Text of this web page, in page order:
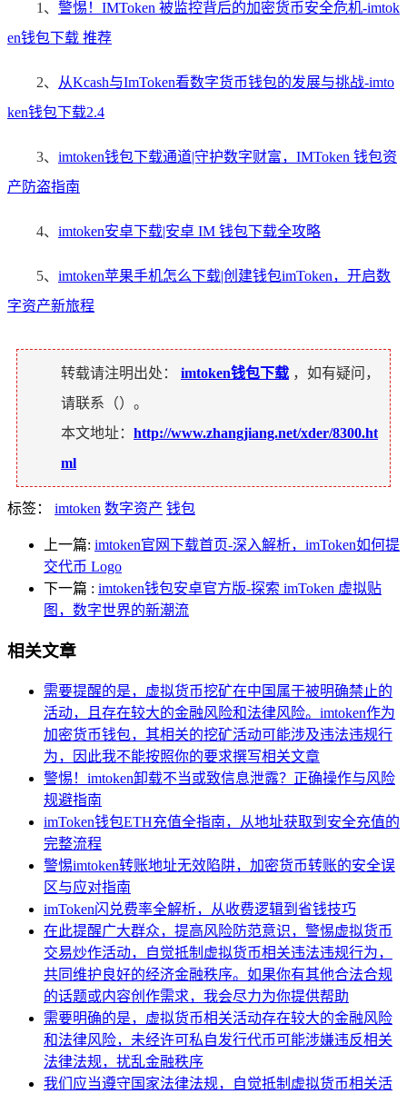
1、 警惕！IMToken 被监控背后的加密货币安全危机-imtok
en钱包下载 推荐
2、
从Kcash与ImToken看数字货币钱包的发展与挑战-imto
ken钱包下载2.4
3、 imtoken钱包下载通道|守护数字财富，IMToken 钱包资
产防盗指南
4、 imtoken安卓下载|安卓 IM 钱包下载全攻略
5、 imtoken苹果手机怎么下载|创建钱包imToken，开启数
字资产新旅程
转载请注明出处： imtoken钱包下载 ，如有疑问，
请联系（）。
本文地址： http://www.zhangjiang.net/xder/8300.ht
ml
标签： imtoken 数字资产 钱包
上一篇: imtoken官网下载首页-深入解析，imToken如何提
交代币 Logo
下一篇 : imtoken钱包安卓官方版-探索 imToken 虚拟贴
图，数字世界的新潮流
相关文章
需要提醒的是，虚拟货币挖矿在中国属于被明确禁止的
活动，且存在较大的金融风险和法律风险。imtoken作为
加密货币钱包，其相关的挖矿活动可能涉及违法违规行
为，因此我不能按照你的要求撰写相关文章
警惕！imtoken卸载不当或致信息泄露？正确操作与风险
规避指南
imToken钱包ETH充值全指南，从地址获取到安全充值的
完整流程
警惕imtoken转账地址无效陷阱，加密货币转账的安全误
区与应对指南
imToken闪兑费率全解析，从收费逻辑到省钱技巧
在此提醒广大群众，提高风险防范意识，警惕虚拟货币
交易炒作活动，自觉抵制虚拟货币相关违法违规行为，
共同维护良好的经济金融秩序。如果你有其他合法合规
的话题或内容创作需求，我会尽力为你提供帮助
需要明确的是，虚拟货币相关活动存在较大的金融风险
和法律风险，未经许可私自发行代币可能涉嫌违反相关
法律法规，扰乱金融秩序
我们应当遵守国家法律法规，自觉抵制虚拟货币相关活